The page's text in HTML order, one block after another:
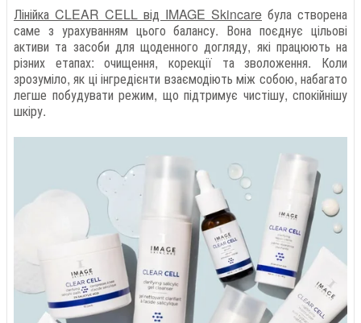
Лінійка CLEAR CELL від IMAGE Skincare була створена
саме з урахуванням цього балансу. Вона поєднує цільові
активи та засоби для щоденного догляду, які працюють на
різних етапах: очищення, корекції та зволоження. Коли
зрозуміло, як ці інгредієнти взаємодіють між собою, набагато
легше побудувати режим, що підтримує чистішу, спокійнішу
шкіру.